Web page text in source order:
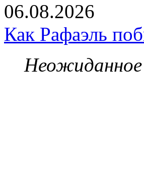
06.08.2026
Как Рафаэль
Неожиданное